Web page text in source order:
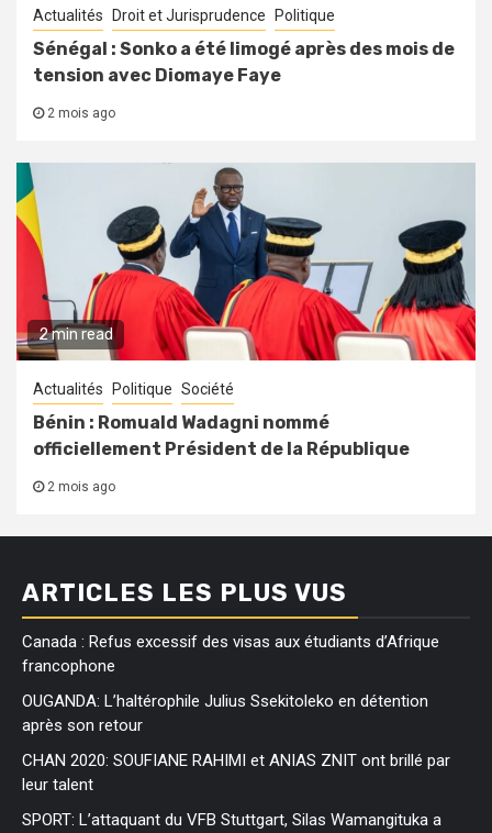
Actualités Droit et Jurisprudence Politique
Sénégal : Sonko a été limogé après des mois de
tension avec Diomaye Faye
2 mois ago
2 min read
Actualités Politique Société
Bénin : Romuald Wadagni nommé
officiellement Président de la République
2 mois ago
ARTICLES LES PLUS VUS
Canada : Refus excessif des visas aux étudiants d’Afrique
francophone
OUGANDA: L’haltérophile Julius Ssekitoleko en détention
après son retour
CHAN 2020: SOUFIANE RAHIMI et ANIAS ZNIT ont brillé par
leur talent
SPORT: L’attaquant du VFB Stuttgart, Silas Wamangituka a